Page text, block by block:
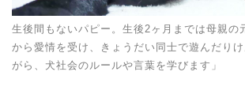
生後間もないパピー。生後2ヶ月までは母親の
から愛情を受け、きょうだい同士で遊んだり
がら、犬社会のルールや言葉を学びます」